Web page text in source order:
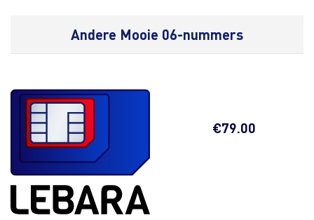
Andere Mooie 06-nummers
€79.00